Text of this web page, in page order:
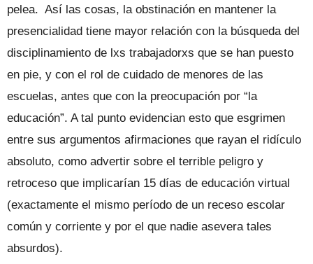
pelea. Así las cosas, la obstinación en mantener la
presencialidad tiene mayor relación con la búsqueda del
disciplinamiento de lxs trabajadorxs que se han puesto
en pie, y con el rol de cuidado de menores de las
escuelas, antes que con la preocupación por “la
educación”. A tal punto evidencian esto que esgrimen
entre sus argumentos afirmaciones que rayan el ridículo
absoluto, como advertir sobre el terrible peligro y
retroceso que implicarían 15 días de educación virtual
(exactamente el mismo período de un receso escolar
común y corriente y por el que nadie asevera tales
absurdos).